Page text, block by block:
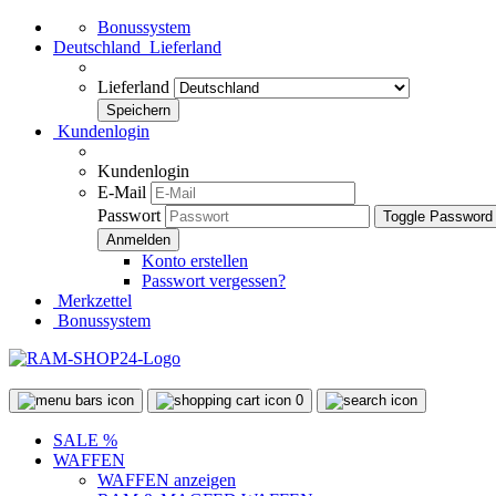
Bonussystem
Deutschland Lieferland
Lieferland
Kundenlogin
Kundenlogin
E-Mail
Passwort
Toggle
Konto erstellen
Passwort vergessen?
Merkzettel
Bonussystem
0
SALE %
WAFFEN
WAFFEN anzeigen